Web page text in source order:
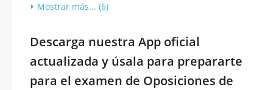
Mostrar más... (6)
Descarga nuestra App oficial
actualizada y úsala para prepararte
para el examen de Oposiciones de